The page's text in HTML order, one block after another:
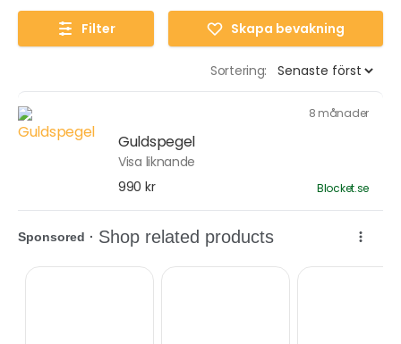
Filter Skapa bevakning
Sortering:
8 månader
Guldspegel
Visa liknande
990 kr
Blocket.se